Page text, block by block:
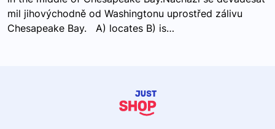
mil jihovýchodně od Washingtonu uprostřed zálivu
Chesapeake Bay. A) locates B) is…